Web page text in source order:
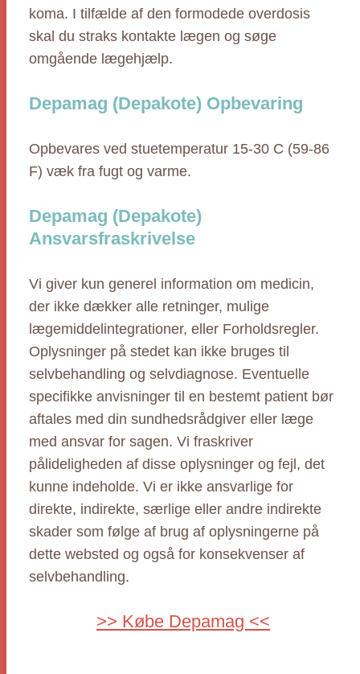
koma. I tilfælde af den formodede overdosis
skal du straks kontakte lægen og søge
omgående lægehjælp.
Depamag (Depakote) Opbevaring
Opbevares ved stuetemperatur 15-30 C (59-86
F) væk fra fugt og varme.
Depamag (Depakote)
Ansvarsfraskrivelse
Vi giver kun generel information om medicin,
der ikke dækker alle retninger, mulige
lægemiddelintegrationer, eller Forholdsregler.
Oplysninger på stedet kan ikke bruges til
selvbehandling og selvdiagnose. Eventuelle
specifikke anvisninger til en bestemt patient bør
aftales med din sundhedsrådgiver eller læge
med ansvar for sagen. Vi fraskriver
pålideligheden af disse oplysninger og fejl, det
kunne indeholde. Vi er ikke ansvarlige for
direkte, indirekte, særlige eller andre indirekte
skader som følge af brug af oplysningerne på
dette websted og også for konsekvenser af
selvbehandling.
>> Købe Depamag <<